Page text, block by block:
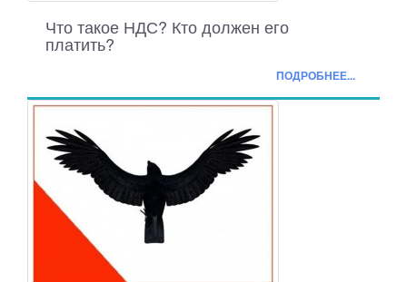
Что такое НДС? Кто должен его
платить?
ПОДРОБНЕЕ...